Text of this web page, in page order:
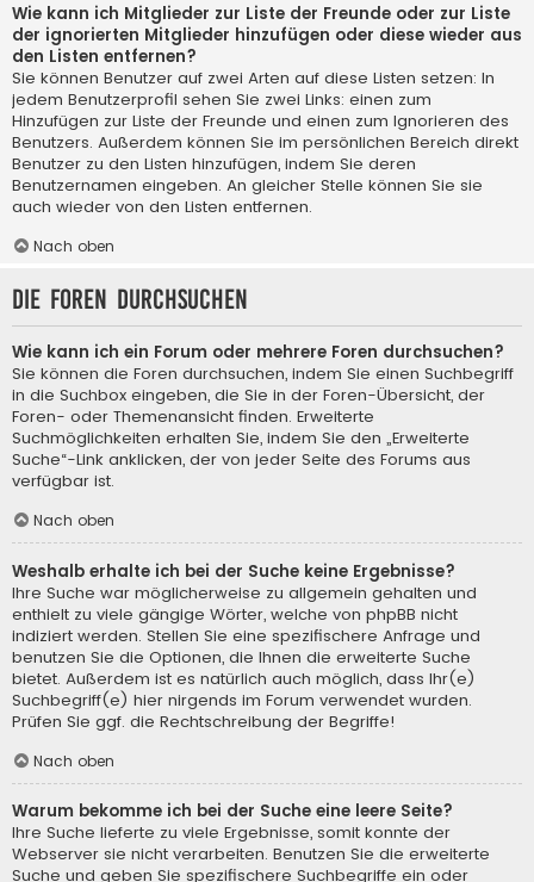
Wie kann ich Mitglieder zur Liste der Freunde oder zur Liste
der ignorierten Mitglieder hinzufügen oder diese wieder aus
den Listen entfernen?
Sie können Benutzer auf zwei Arten auf diese Listen setzen: In
jedem Benutzerprofil sehen Sie zwei Links: einen zum
Hinzufügen zur Liste der Freunde und einen zum Ignorieren des
Benutzers. Außerdem können Sie im persönlichen Bereich direkt
Benutzer zu den Listen hinzufügen, indem Sie deren
Benutzernamen eingeben. An gleicher Stelle können Sie sie
auch wieder von den Listen entfernen.
Nach oben
Die Foren durchsuchen
Wie kann ich ein Forum oder mehrere Foren durchsuchen?
Sie können die Foren durchsuchen, indem Sie einen Suchbegriff
in die Suchbox eingeben, die Sie in der Foren-Übersicht, der
Foren- oder Themenansicht finden. Erweiterte
Suchmöglichkeiten erhalten Sie, indem Sie den „Erweiterte
Suche“-Link anklicken, der von jeder Seite des Forums aus
verfügbar ist.
Nach oben
Weshalb erhalte ich bei der Suche keine Ergebnisse?
Ihre Suche war möglicherweise zu allgemein gehalten und
enthielt zu viele gängige Wörter, welche von phpBB nicht
indiziert werden. Stellen Sie eine spezifischere Anfrage und
benutzen Sie die Optionen, die Ihnen die erweiterte Suche
bietet. Außerdem ist es natürlich auch möglich, dass Ihr(e)
Suchbegriff(e) hier nirgends im Forum verwendet wurden.
Prüfen Sie ggf. die Rechtschreibung der Begriffe!
Nach oben
Warum bekomme ich bei der Suche eine leere Seite?
Ihre Suche lieferte zu viele Ergebnisse, somit konnte der
Webserver sie nicht verarbeiten. Benutzen Sie die erweiterte
Suche und geben Sie spezifischere Suchbegriffe ein oder